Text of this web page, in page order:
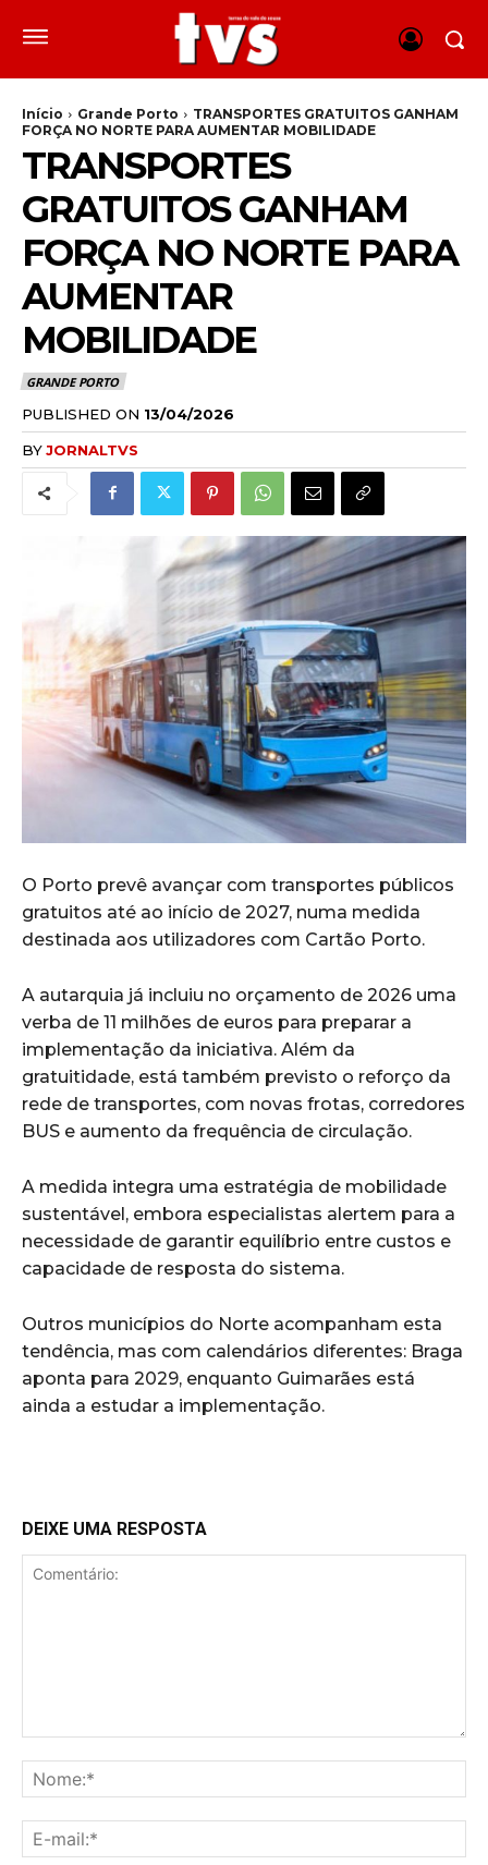
Início Grande Porto
TRANSPORTES GRATUITOS GANHAM
FORÇA NO NORTE PARA AUMENTAR MOBILIDADE
TRANSPORTES
GRATUITOS GANHAM
FORÇA NO NORTE PARA
AUMENTAR
MOBILIDADE
GRANDE PORTO
PUBLISHED ON 13/04/2026
BYJORNALTVS
O Porto prevê avançar com transportes públicos
gratuitos até ao início de 2027, numa medida
destinada aos utilizadores com Cartão Porto.
A autarquia já incluiu no orçamento de 2026 uma
verba de 11 milhões de euros para preparar a
implementação da iniciativa. Além da
gratuitidade, está também previsto o reforço da
rede de transportes, com novas frotas, corredores
BUS e aumento da frequência de circulação.
A medida integra uma estratégia de mobilidade
sustentável, embora especialistas alertem para a
necessidade de garantir equilíbrio entre custos e
capacidade de resposta do sistema.
Outros municípios do Norte acompanham esta
tendência, mas com calendários diferentes: Braga
aponta para 2029, enquanto Guimarães está
ainda a estudar a implementação.
DEIXE UMA RESPOSTA